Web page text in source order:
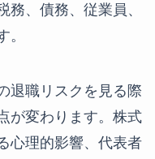
務、債務、従業員、
。
退職リスクを見る際
が変わります。株式
心理的影響、代表者